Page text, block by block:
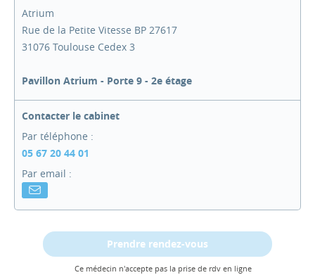
Atrium
Rue de la Petite Vitesse BP 27617
31076 Toulouse Cedex 3
Pavillon Atrium - Porte 9 - 2e étage
Contacter le cabinet
Par téléphone :
05 67 20 44 01
Par email :
Prendre rendez-vous
Ce médecin n'accepte pas la prise de rdv en ligne